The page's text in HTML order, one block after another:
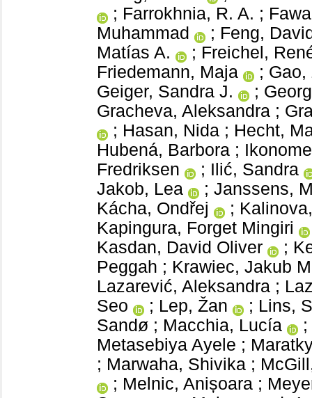
; Farrokhnia, R. A. ;
Muhammad
; Feng,
Matías A.
; Freichel,
Friedemann, Maja
; Gao,
Geiger, Sandra J.
;
Gracheva, Aleksandra ;
; Hasan, Nida ; Hecht,
Hubená, Barbora ;
Fredriksen
; Ilić, Sandra
Jakob, Lea
; Janssens,
Kácha, Ondřej
;
Kapingura, Forget Mingiri
Kasdan, David Oliver
;
Peggah ; Krawiec, Jakub
Lazarević, Aleksandra ;
Seo
; Lep, Žan ; Lins,
Sandø ; Macchia, Lucía
;
Metasebiya Ayele ;
; Marwaha, Shivika ;
; Melnic, Anișoara ;